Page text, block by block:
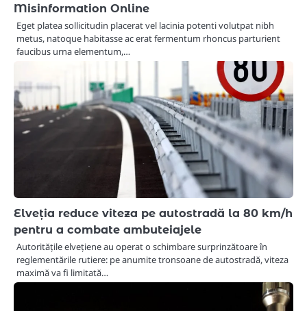
Misinformation Online
Eget platea sollicitudin placerat vel lacinia potenti volutpat nibh
metus, natoque habitasse ac erat fermentum rhoncus parturient
faucibus urna elementum,…
Elveția reduce viteza pe autostradă la 80 km/h
pentru a combate ambuteiajele
Autoritățile elvețiene au operat o schimbare surprinzătoare în
reglementările rutiere: pe anumite tronsoane de autostradă, viteza
maximă va fi limitată…